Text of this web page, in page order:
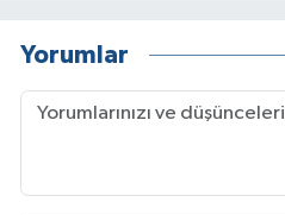
Yorumlar